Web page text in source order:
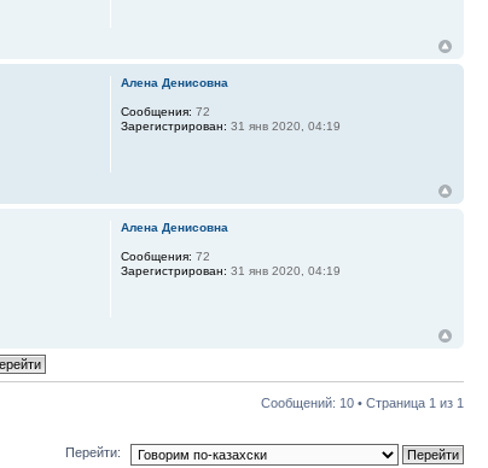
Алена Денисовна
Сообщения: 72
Зарегистрирован: 31 янв 2020, 04:19
Алена Денисовна
Сообщения: 72
Зарегистрирован: 31 янв 2020, 04:19
Сообщений: 10 • Страница 1 из 1
Перейти: